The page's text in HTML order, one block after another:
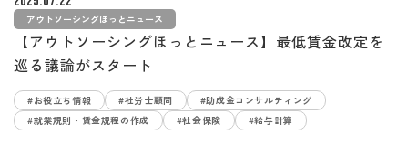
アウトソーシングほっとニュース
【アウトソーシングほっとニュース】最低賃金改定を
巡る議論がスタート
#お役立ち情報 #社労士顧問
#助成金コンサルティング
#就業規則・賃金規程の作成
#社会保険 #給与計算